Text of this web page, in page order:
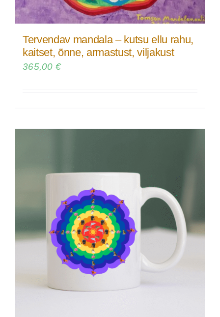
Tervendav mandala – kutsu ellu rahu,
kaitset, õnne, armastust, viljakust
365,00 €